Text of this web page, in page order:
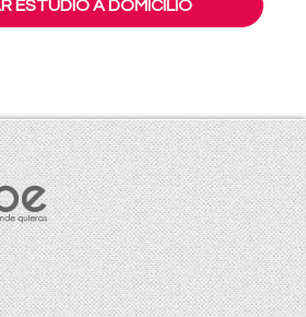
ESTUDIO A DOMICILIO